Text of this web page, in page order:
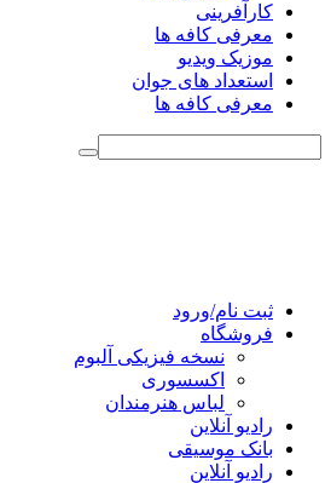
کارآفرینی
معرفی کافه ها
موزیک ویدیو
استعداد های جوان
معرفی کافه ها
ثبت نام/ورود
فروشگاه
نسخه فیزیکی آلبوم
اکسسوری
لباس هنرمندان
رادیو آنلاین
بانک موسیقی
رادیو آنلاین